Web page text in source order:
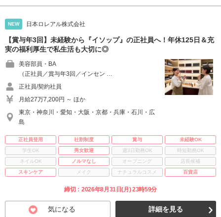
NEW 日本ロレアル株式会社
【賞与年3回】未経験から『イソップ』の正社員へ！年休125日＆充
実の福利厚生で私生活も大切に◎
美容部員・BA
（正社員／賞与年3回／インセン …
正社員/契約社員
月給27万7,200円 ～ ほか
東京・神奈川・愛知・大阪・京都・兵庫・石川・広
島
正社員登用 社割制度 賞与
未経験OK
学生OK
男女歓迎 週3日勤務OK
時短勤務OK
ネイルOK
ノルマなし オープニング
店長候補
スキンケア
メイク ナチュラルコスメ 百貨店
締切：2026年8月31日(月) 23時59分
気になる 詳細を見る